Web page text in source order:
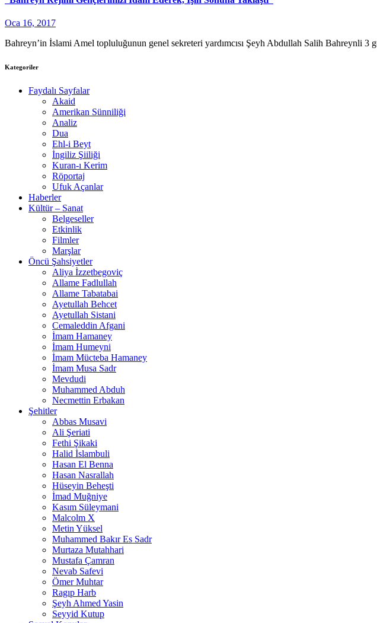
Oca 16, 2017
Bahreyn’in İslami Amel topluluğunun genel sekreteri yardımcısı Şeyh Abdullah Salih Bahreynli 3
Kategoriler
Faydalı Sayfalar
Akaid
Amerikan Sünniliği
Analiz
Dua
Ehl-i Beyt
İngiliz Şiiliği
Kuran-ı Kerim
Röportaj
Ufuk Açanlar
Haberler
Kültür – Sanat
Belgeseller
Etkinlik
Filmler
Marşlar
Öncü Şahsiyetler
Aliya İzzetbegoviç
Allame Fadlullah
Allame Tabatabai
Ayetullah Behcet
Ayetullah Sistani
Cemaleddin Afgani
İmam Hamaney
İmam Humeyni
İmam Mücteba Hamaney
İmam Musa Sadr
Mevdudi
Muhammed Abduh
Necmettin Erbakan
Şehitler
Abbas Musavi
Ali Şeriati
Fethi Şikaki
Halid İslambuli
Hasan El Benna
Hasan Nasrallah
Hüseyin Beheşti
İmad Muğniye
Kasım Süleymani
Malcolm X
Metin Yüksel
Muhammed Bakır Es Sadr
Murtaza Mutahhari
Mustafa Çamran
Nevab Safevi
Ömer Muhtar
Ragıp Harb
Şeyh Ahmed Yasin
Seyyid Kutup